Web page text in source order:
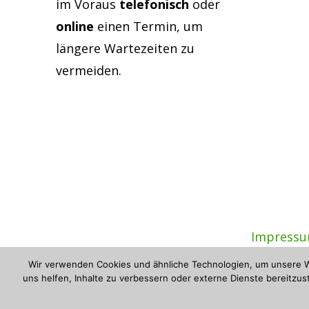
im Voraus telefonisch oder
online einen Termin, um
längere Wartezeiten zu
vermeiden.
Wir verwenden Cookies und ähnliche Technologien, um
uns helfen, Inhalte zu verbessern oder externe Dienste